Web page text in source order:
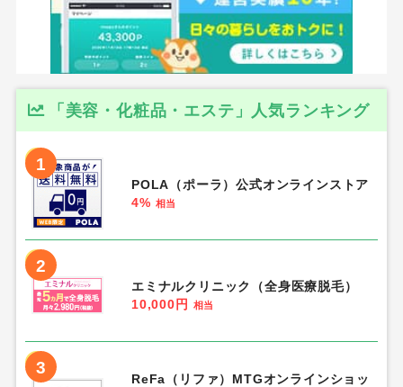
「美容・化粧品・エステ」人気ランキング
1
POLA（ポーラ）公式オンラインストア
4% 相当
2
エミナルクリニック（全身医療脱毛）
10,000円
相当
3
ReFa（リファ）MTGオンラインショッ